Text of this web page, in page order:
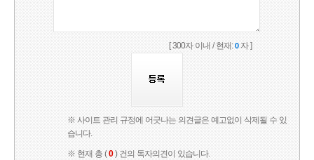
[ 300자 이내 / 현재:0자 ]
※ 사이트 관리 규정에 어긋나는 의견글은 예고없이 삭제될 수 있
습니다.
※ 현재 총 (0) 건의 독자의견이 있습니다.